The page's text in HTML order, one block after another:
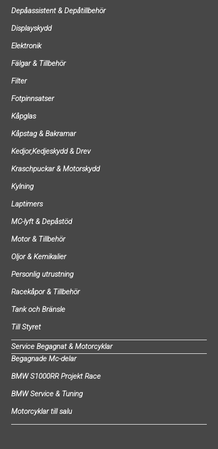
Depåassistent & Depåtillbehör
Displayskydd
Elektronik
Fälgar & Tillbehör
Filter
Fotpinnsatser
Kåpglas
Kåpstag & Bakramar
Kedjor,Kedjeskydd & Drev
Kraschpuckar & Motorskydd
Kylning
Laptimers
MC-lyft & Depåstöd
Motor & Tillbehör
Oljor & Kemikalier
Personlig utrustning
Racekåpor & Tillbehör
Tank och Bränsle
Till Styret
Service Begagnat & Motorcyklar
Begagnade Mc-delar
BMW S1000RR Projekt Race
BMW Service & Tuning
Motorcyklar till salu